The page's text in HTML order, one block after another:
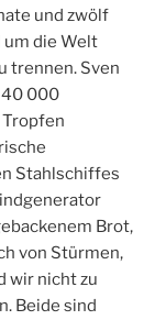
und zwölf
um die Welt
trennen. Sven
40 000
Stahlschiffes
Brot,
von Stürmen,
wir nicht zu
Beide sind